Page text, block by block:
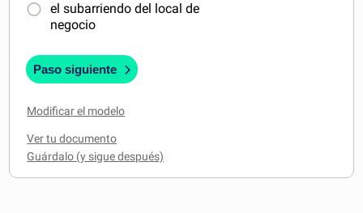
el subarriendo del local de
negocio
Paso siguiente
Modificar el modelo
Ver tu documento